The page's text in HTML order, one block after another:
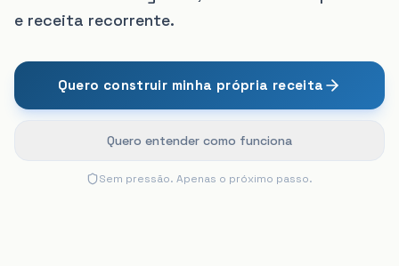
e receita recorrente.
Quero construir minha própria receita
Quero entender como funciona
Sem pressão. Apenas o próximo passo.